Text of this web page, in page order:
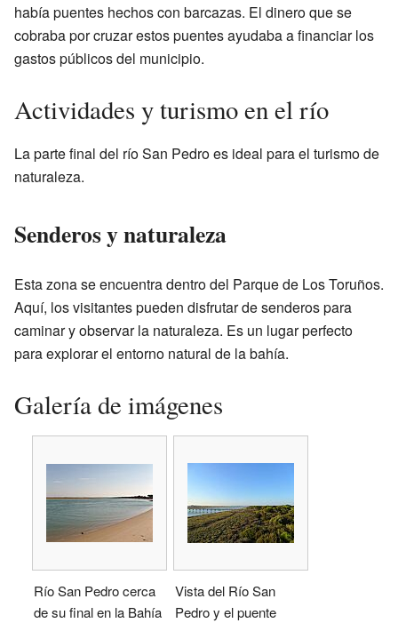
había puentes hechos con barcazas. El dinero que se
cobraba por cruzar estos puentes ayudaba a financiar los
gastos públicos del municipio.
Actividades y turismo en el río
La parte final del río San Pedro es ideal para el turismo de
naturaleza.
Senderos y naturaleza
Esta zona se encuentra dentro del Parque de Los Toruños.
Aquí, los visitantes pueden disfrutar de senderos para
caminar y observar la naturaleza. Es un lugar perfecto
para explorar el entorno natural de la bahía.
Galería de imágenes
Río San Pedro cerca
de su final en la Bahía
Vista del Río San
Pedro y el puente